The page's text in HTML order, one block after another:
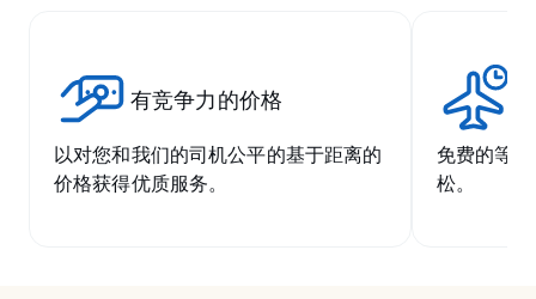
有竞争力的价格
以对您和我们的司机公平的基于距离的
价格获得优质服务。
免费的等
松。